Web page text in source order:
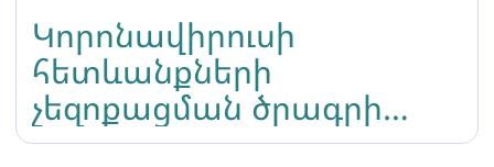
Կորոնավիրուսի
հետևանքների
չեզոքացման ծրագրի
մեկնարկ